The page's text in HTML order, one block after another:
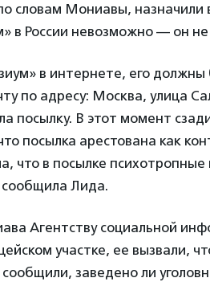
словам Мониавы, назначили
в России невозможно — он не
в интернете, его должны
по адресу: Москва, улица
посылку. В этот момент
посылка арестована как
что в посылке
Лида.
Агентству социальной
участке, ее вызвали,
заведено ли